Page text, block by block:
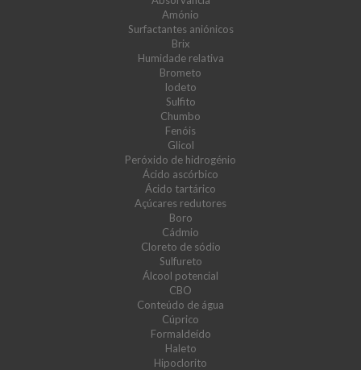
Amónio
Surfactantes aniónicos
Brix
Humidade relativa
Brometo
Iodeto
Sulfito
Chumbo
Fenóis
Glicol
Peróxido de hidrogénio
Ácido ascórbico
Ácido tartárico
Açúcares redutores
Boro
Cádmio
Cloreto de sódio
Sulfureto
Álcool potencial
CBO
Conteúdo de água
Cúprico
Formaldeído
Haleto
Hipoclorito